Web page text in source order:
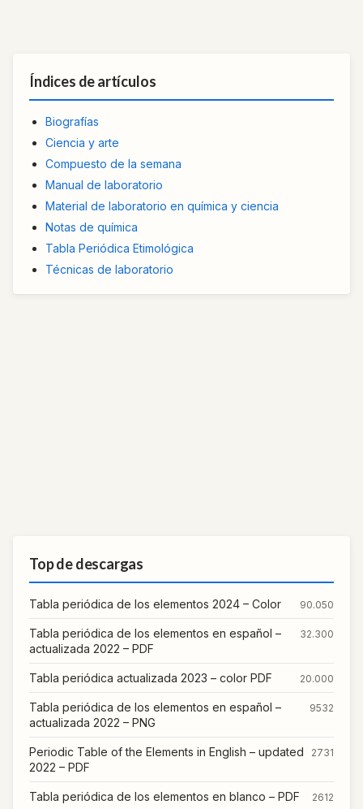
Índices de artículos
Biografías
Ciencia y arte
Compuesto de la semana
Manual de laboratorio
Material de laboratorio en química y ciencia
Notas de química
Tabla Periódica Etimológica
Técnicas de laboratorio
Top de descargas
Tabla periódica de los elementos 2024 – Color 90.050
Tabla periódica de los elementos en español –
actualizada 2022 – PDF
32.300
Tabla periódica actualizada 2023 – color PDF 20.000
Tabla periódica de los elementos en español –
actualizada 2022 – PNG
9532
Periodic Table of the Elements in English – updated
2022 – PDF
2731
Tabla periódica de los elementos en blanco – PDF 2612